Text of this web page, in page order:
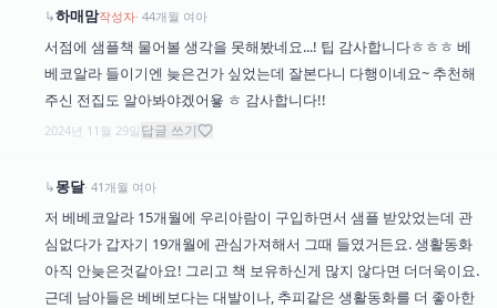
↳하매맘작성자· 44개월 여아
서점에 샘플책 물어볼 생각을 못해봤네요...! 팁 감사합니다ㅎㅎㅎ 베
베코알라 들이기엔 늦은건가 싶었는데 잘본다니 다행이네요~ 추천해
주신 전집도 알아봐야겠어욯 ㅎ 감사합니다!!
2024년 11월 29일 답글 쓰기
↳몽달· 41 개월 여아
저 베베코알라 15개월에 우리아람이 구입하면서 샘플 받았었는데 관
심없다가 갑자기 19개월에 관심가져해서 그때 들였거든요. 생활동화
아직 안늦은것같아요! 그리고 책 보유하신게 많지 않다면 더더욱이요.
근데 남아들은 베베보다는 대발이나, 추피같은 생활동화를 더 좋아한